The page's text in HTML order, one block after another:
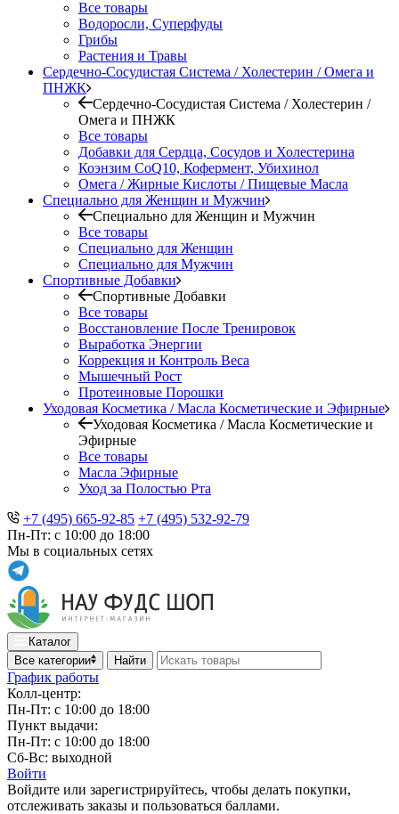
Все товары
Водоросли, Суперфуды
Грибы
Растения и Травы
Сердечно-Сосудистая Система / Холестерин / Омега и
ПНЖК
Сердечно-Сосудистая Система / Холестерин /
Омега и ПНЖК
Все товары
Добавки для Сердца, Сосудов и Холестерина
Коэнзим CoQ10, Кофермент, Убихинол
Омега / Жирные Кислоты / Пищевые Масла
Специально для Женщин и Мужчин
Специально для Женщин и Мужчин
Все товары
Специально для Женщин
Специально для Мужчин
Спортивные Добавки
Спортивные Добавки
Все товары
Восстановление После Тренировок
Выработка Энергии
Коррекция и Контроль Веса
Мышечный Рост
Протеиновые Порошки
Уходовая Косметика / Масла Косметические и Эфирные
Уходовая Косметика / Масла Косметические и
Эфирные
Все товары
Масла Эфирные
Уход за Полостью Рта
+7 (495) 665-92-85 +7 (495) 532-92-79
Пн-Пт: с 10:00 до 18:00
Мы в социальных сетях
Каталог
Все категории
Найти
График работы
Колл-центр:
Пн-Пт: с 10:00 до 18:00
Пункт выдачи:
Пн-Пт: с 10:00 до 18:00
Сб-Вс: выходной
Войти
Войдите или зарегистрируйтесь, чтобы делать покупки,
отслеживать заказы и пользоваться баллами.